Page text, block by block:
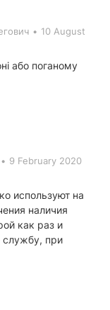
• 10 August
або поганому
• 9 February 2020
используют на
наличия
как раз и
при